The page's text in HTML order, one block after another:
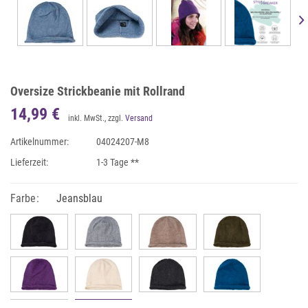
Oversize Strickbeanie mit Rollrand
14,99 € inkl. MwSt., zzgl. Versand
Artikelnummer:
04024207-M8
Lieferzeit:
1-3 Tage **
Farbe: Jeansblau